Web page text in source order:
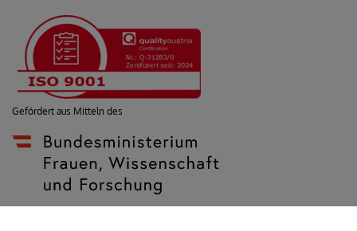
Gefördert aus Mitteln des